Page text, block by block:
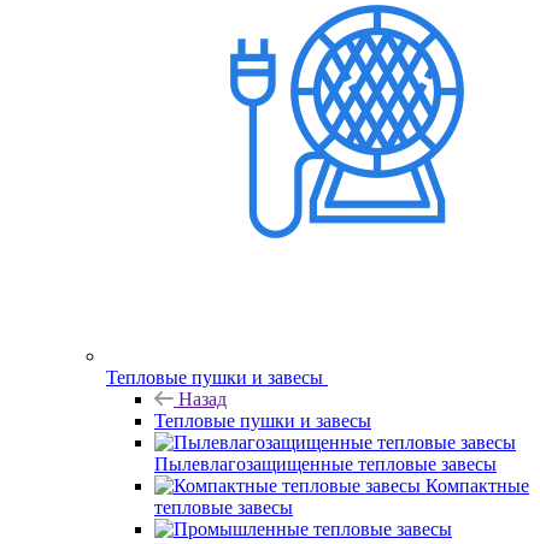
Тепловые пушки и завесы
Назад
Тепловые пушки и завесы
Пылевлагозащищенные тепловые завесы
Компактные
тепловые завесы